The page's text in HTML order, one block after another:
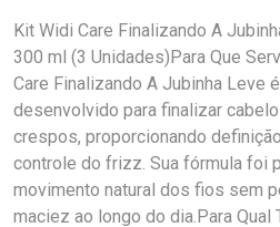
Kit Widi Care Finalizando A
300 ml (3 Unidades)Para Que
Care Finalizando A Jubinha Leve
desenvolvido para finalizar
crespos, proporcionando
controle do frizz. Sua fórmula foi
movimento natural dos fios sem
maciez ao longo do dia.Para Qual